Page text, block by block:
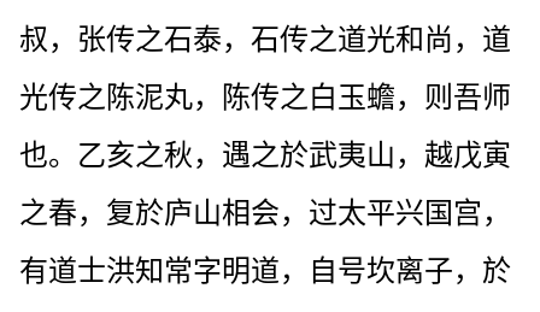
叔，张传之石泰，石传之道光和尚，道
光传之陈泥丸，陈传之白玉蟾，则吾师
也。乙亥之秋，遇之於武夷山，越戊寅
之春，复於庐山相会，过太平兴国宫，
有道士洪知常字明道，自号坎离子，於